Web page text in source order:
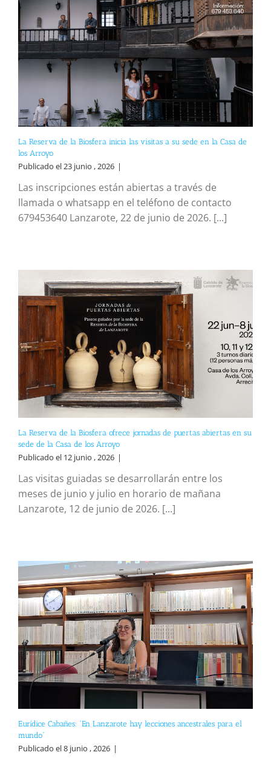
La Reserva de la Biosfera inicia las visitas a su sede en la Casa de
los Arroyo
Publicado el 23 junio , 2026 |
Las inscripciones están abiertas a través de
llamada o whatsapp en el teléfono de contacto
679453640 Lanzarote, 22 de junio de 2026. [...]
La Reserva de la Biosfera ofrece jornadas de puertas abiertas en su
sede de la Casa de los Arroyo
Publicado el 12 junio , 2026 |
Las visitas guiadas se desarrollarán entre los
meses de junio y julio en horario de mañana
Lanzarote, 12 de junio de 2026. [...]
Eurídice Cabañes: “En Lanzarote hay lecciones ancestrales para el
mundo”
Publicado el 8 junio , 2026 |